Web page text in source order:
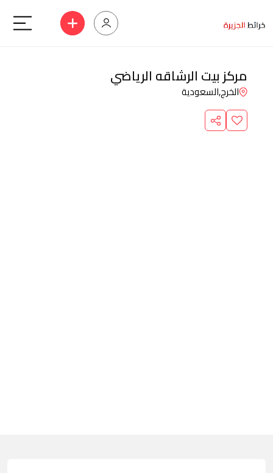
مركز بيت الرشاقه الرياضي
الخرج,السعودية